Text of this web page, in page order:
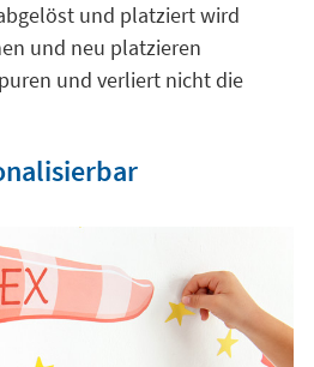
und platziert wird
und neu platzieren
und verliert nicht die